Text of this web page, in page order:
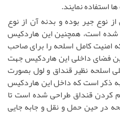
استفاده نمایند.
نوع جیر بوده و بدنه آن از نوع
است، همچنین این هاردکیس
که امنیت کامل اسلحه را برای صاحب
فضای داخلی این هاردکیس جهت
اسلحه نظیر قنداق و لول بصورت
ذکر است که داخل این هاردکیس
قنداق طراحی شده است تا
در حین حمل و نقل و جابه جایی